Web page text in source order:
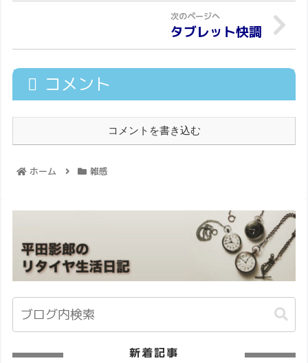
タブレット快調
コメント
コメントを書き込む
ホーム 雑感
新着記事